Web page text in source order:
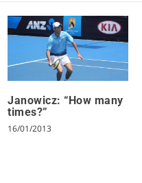
Janowicz: “How many
times?”
16/01/2013